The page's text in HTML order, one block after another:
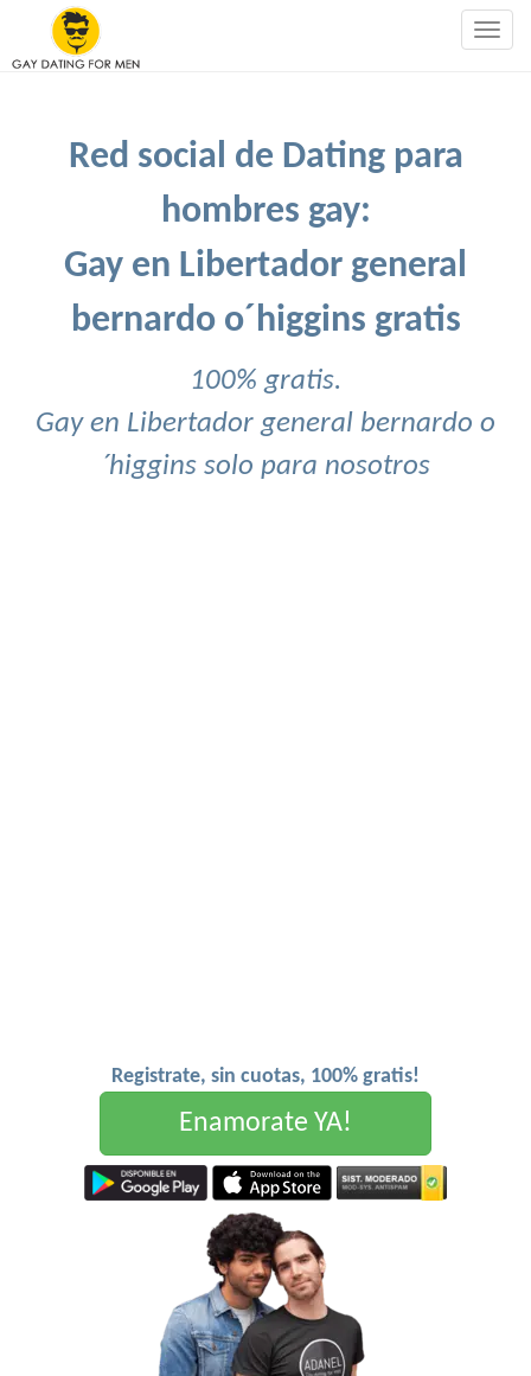
Red social de Dating para
hombres gay:
Gay en Libertador general
bernardo o´higgins gratis
100% gratis.
Gay en Libertador general bernardo o
´higgins solo para nosotros
Registrate, sin cuotas, 100% gratis!
Enamorate YA!